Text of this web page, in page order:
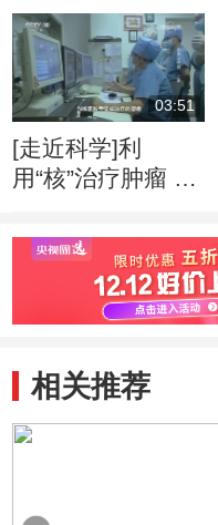
03:51
[走近科学]利
用“核”治疗肿瘤 是
程碑
相关推荐